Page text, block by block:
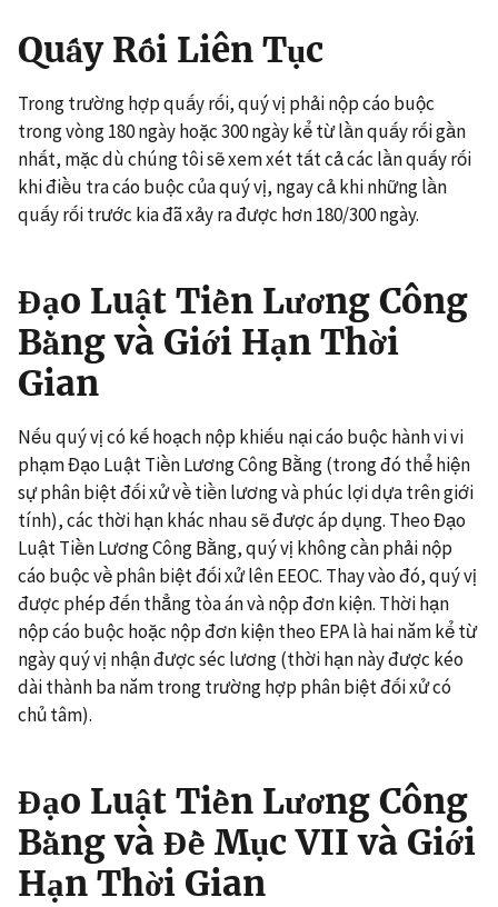
Quấy Rối Liên Tục
Trong trường hợp quấy rối, quý vị phải nộp cáo buộc
trong vòng 180 ngày hoặc 300 ngày kể từ lần quấy rối gần
nhất, mặc dù chúng tôi sẽ xem xét tất cả các lần quấy rối
khi điều tra cáo buộc của quý vị, ngay cả khi những lần
quấy rối trước kia đã xảy ra được hơn 180/300 ngày.
Đạo Luật Tiền Lương Công
Bằng và Giới Hạn Thời
Gian
Nếu quý vị có kế hoạch nộp khiếu nại cáo buộc hành vi vi
phạm Đạo Luật Tiền Lương Công Bằng (trong đó thể hiện
sự phân biệt đối xử về tiền lương và phúc lợi dựa trên giới
tính), các thời hạn khác nhau sẽ được áp dụng. Theo Đạo
Luật Tiền Lương Công Bằng, quý vị không cần phải nộp
cáo buộc về phân biệt đối xử lên EEOC. Thay vào đó, quý vị
được phép đến thẳng tòa án và nộp đơn kiện. Thời hạn
nộp cáo buộc hoặc nộp đơn kiện theo EPA là hai năm kể từ
ngày quý vị nhận được séc lương (thời hạn này được kéo
dài thành ba năm trong trường hợp phân biệt đối xử có
chủ tâm).
Đạo Luật Tiền Lương Công
Bằng và Đề Mục VII và Giới
Hạn Thời Gian